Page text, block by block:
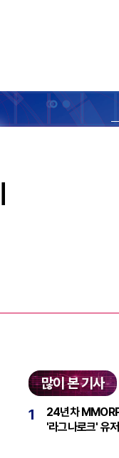
많이 본 기사
1
24년차
'라그나로크' 유